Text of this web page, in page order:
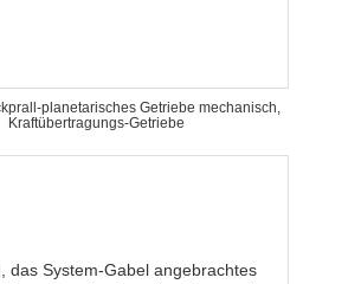
planetarisches Getriebe mechanisch,
Kraftübertragungs-Getriebe